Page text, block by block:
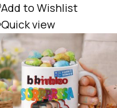
Add to Wishlist
Quick view